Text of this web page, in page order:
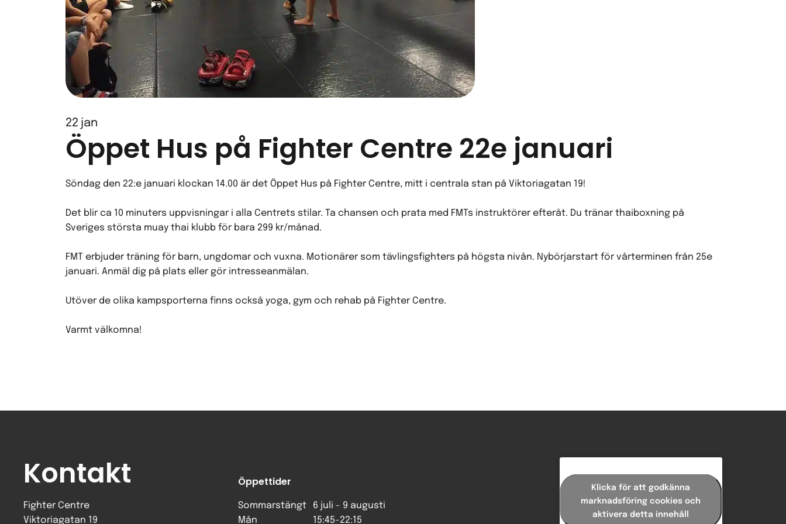
22 jan
Öppet Hus på Fighter Centre 22e januari
Söndag den 22:e januari klockan 14.00 är det Öppet Hus på Fighter Centre, mitt i centrala stan på Viktoriagatan 19!
Det blir ca 10 minuters uppvisningar i alla Centrets stilar. Ta chansen och prata med FMTs instruktörer efteråt. Du tränar thaiboxning på
Sveriges största muay thai klubb för bara 299 kr/månad.
FMT erbjuder träning för barn, ungdomar och vuxna. Motionärer som tävlingsfighters på högsta nivån. Nybörjarstart för vårterminen från 25e
januari. Anmäl dig på plats eller gör intresseanmälan.
Utöver de olika kampsporterna finns också yoga, gym och rehab på Fighter Centre.
Varmt välkomna!
Kontakt
Fighter Centre
Viktoriagatan 19
Öppettider
Sommarstängt
6 juli - 9 augusti
Mån
15:45-22:15
Klicka för att godkänna
marknadsföring cookies och
aktivera detta innehåll